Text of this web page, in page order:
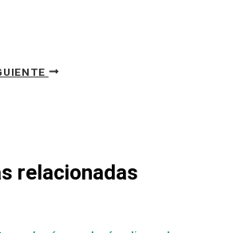
relacionadas